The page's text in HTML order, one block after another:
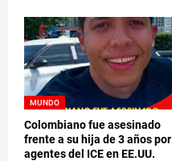
MUNDO
Colombiano fue asesinado
frente a su hija de 3 años por
agentes del ICE en EE.UU.